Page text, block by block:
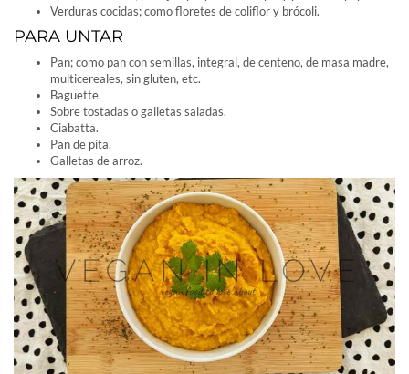
Verduras cocidas; como floretes de coliflor y brócoli.
PARA UNTAR
Pan; como pan con semillas, integral, de centeno, de masa madre,
multicereales, sin gluten, etc.
Baguette.
Sobre tostadas o galletas saladas.
Ciabatta.
Pan de pita.
Galletas de arroz.